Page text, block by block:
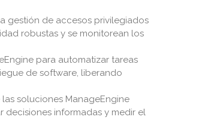
gestión de accesos privilegiados
robustas y se monitorean los
para automatizar tareas
de software, liberando
soluciones ManageEngine
decisiones informadas y medir el